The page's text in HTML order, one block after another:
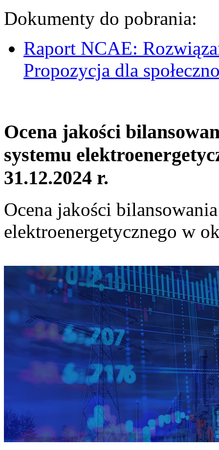
Dokumenty do pobrania:
Raport NCAE:
Propozycja dla
Ocena jakości
systemu
31.12.2024 r.
Ocena jakości
elektroenergetycznego w